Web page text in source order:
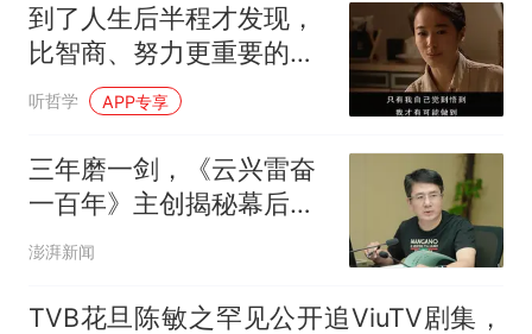
到了人生后半程才发现，
比智商、努力更重要的是
这一点
听哲学 APP专享
三年磨一剑，《云兴雷奋
一百年》主创揭秘幕后故
事
澎湃新闻
TVB花旦陈敏之罕见公开追ViuTV剧集，